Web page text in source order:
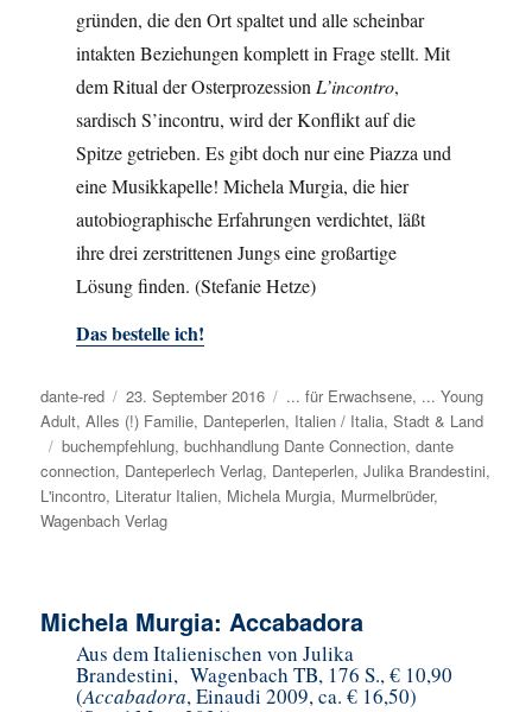
gründen, die den Ort spaltet und alle scheinbar
intakten Beziehungen komplett in Frage stellt. Mit
dem Ritual der Osterprozession L’incontro,
sardisch S’incontru, wird der Konflikt auf die
Spitze getrieben. Es gibt doch nur eine Piazza und
eine Musikkapelle! Michela Murgia, die hier
autobiographische Erfahrungen verdichtet, läßt
ihre drei zerstrittenen Jungs eine großartige
Lösung finden. (Stefanie Hetze)
Das bestelle ich!
Autor
dante-red
Veröffentlicht
am
23. September 2016 Kategorien
... für Erwachsene, ... Young
Adult,Alles (!) Familie, Danteperlen, Italien / Italia,Stadt & Land
Schlagwörter
buchempfehlung,buchhandlung Dante Connection,dante
connection, Danteperlech Verlag, Danteperlen,Julika Brandestini,
L'incontro, Literatur Italien, Michela Murgia, Murmelbrüder,
Wagenbach Verlag
Michela Murgia: Accabadora
Aus dem Italienischen von Julika
Brandestini, Wagenbach TB, 176 S., € 10,90
(Accabadora, Einaudi 2009, ca. € 16,50)